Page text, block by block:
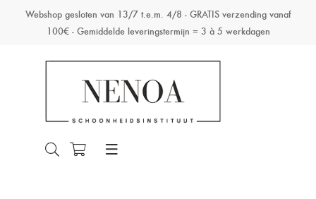
Webshop gesloten van 13/7 t.e.m. 4/8 - GRATIS verzending vanaf
100€ - Gemiddelde leveringstermijn = 3 à 5 werkdagen